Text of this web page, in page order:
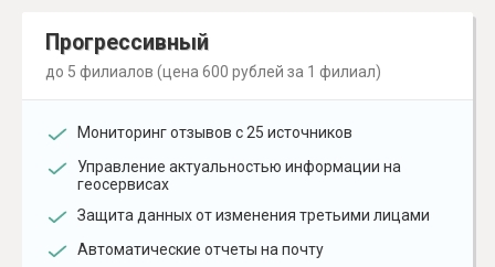
Прогрессивный
до 5 филиалов (цена 600 рублей за 1 филиал)
Мониторинг отзывов с 25 источников
Управление актуальностью информации на
геосервисах
Защита данных от изменения третьими лицами
Автоматические отчеты на почту